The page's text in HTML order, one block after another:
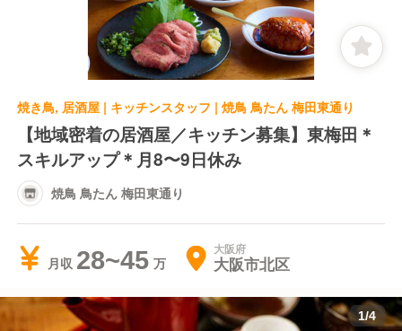
焼き鳥, 居酒屋 | キッチンスタッフ | 焼鳥 鳥たん 梅田東通り
【地域密着の居酒屋／キッチン募集】東梅田＊
スキルアップ＊月8〜9日休み
焼鳥 鳥たん 梅田東通り
月収 28~45 大阪府
大阪市北区
1/4